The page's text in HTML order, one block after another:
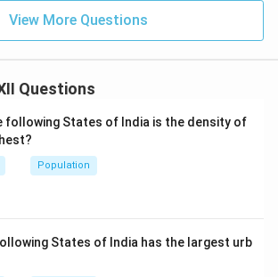
View More Questions
Questions
following States of India is the density of
Population
States of India has the largest urb